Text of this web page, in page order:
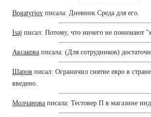
Bogatyrjov писала: Дневник Среда для его.
Isaj писал: Потому, что ничего не понимают
Аксакова писала: (Для сотрудников)
Шаров писал: Ограничил снятие евро в
введено.
Молчанова писала: Тестовер П в магазине